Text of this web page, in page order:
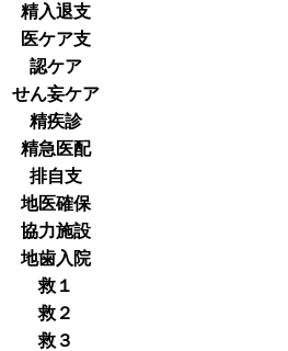
精入退支
医ケア支
認ケア
せん妄ケア
精疾診
精急医配
排自支
地医確保
協力施設
地歯入院
救１
救２
救３